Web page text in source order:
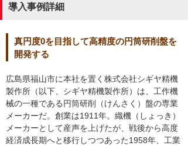
導入事例詳細
真円度0を目指して高精度の円筒研削盤を
開発する
広島県福山市に本社を置く株式会社シギヤ精機
製作所（以下、シギヤ精機製作所）は、工作機
械の一種である円筒研削（けんさく）盤の専業
メーカーだ。創業は1911年。織機（しょっき）
メーカーとして産声を上げたが、戦後から高度
経済成長期へと移行しつつあった1958年、工業